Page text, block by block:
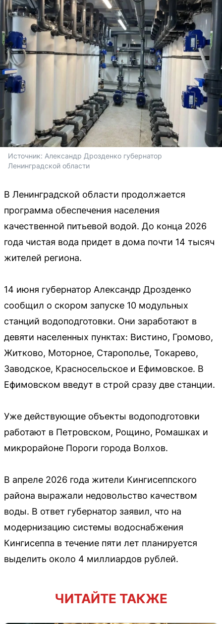
Источник: Александр Дрозденко губернатор
Ленинградской области
В Ленинградской области продолжается
программа обеспечения населения
качественной питьевой водой. До конца 2026
года чистая вода придет в дома почти 14 тысяч
жителей региона.
14 июня губернатор Александр Дрозденко
сообщил о скором запуске 10 модульных
станций водоподготовки. Они заработают в
девяти населенных пунктах: Вистино, Громово,
Житково, Моторное, Старополье, Токарево,
Заводское, Красносельское и Ефимовское. В
Ефимовском введут в строй сразу две станции.
Уже действующие объекты водоподготовки
работают в Петровском, Рощино, Ромашках и
микрорайоне Пороги города Волхов.
В апреле 2026 года жители Кингисеппского
района выражали недовольство качеством
воды. В ответ губернатор заявил, что на
модернизацию системы водоснабжения
Кингисеппа в течение пяти лет планируется
выделить около 4 миллиардов рублей.
ЧИТАЙТЕ ТАКЖЕ